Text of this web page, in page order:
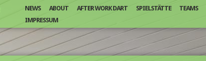
NEWS ABOUT AFTER WORK DART SPIELSTÄTTE TEAMS
IMPRESSUM